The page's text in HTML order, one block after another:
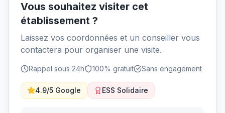
Vous souhaitez visiter cet
établissement ?
Laissez vos coordonnées et un conseiller vous
contactera pour organiser une visite.
Rappel sous 24h 100% gratuit Sans engagement
4.9/5 Google ESS Solidaire